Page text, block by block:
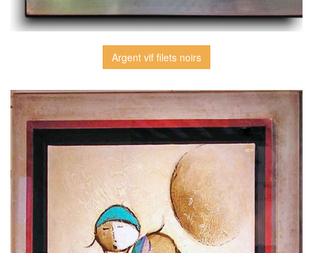
Argent vif filets noirs